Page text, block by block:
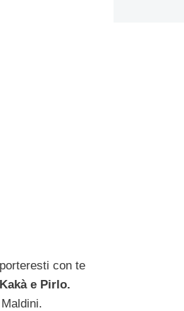
con te
Kakà e Pirlo.